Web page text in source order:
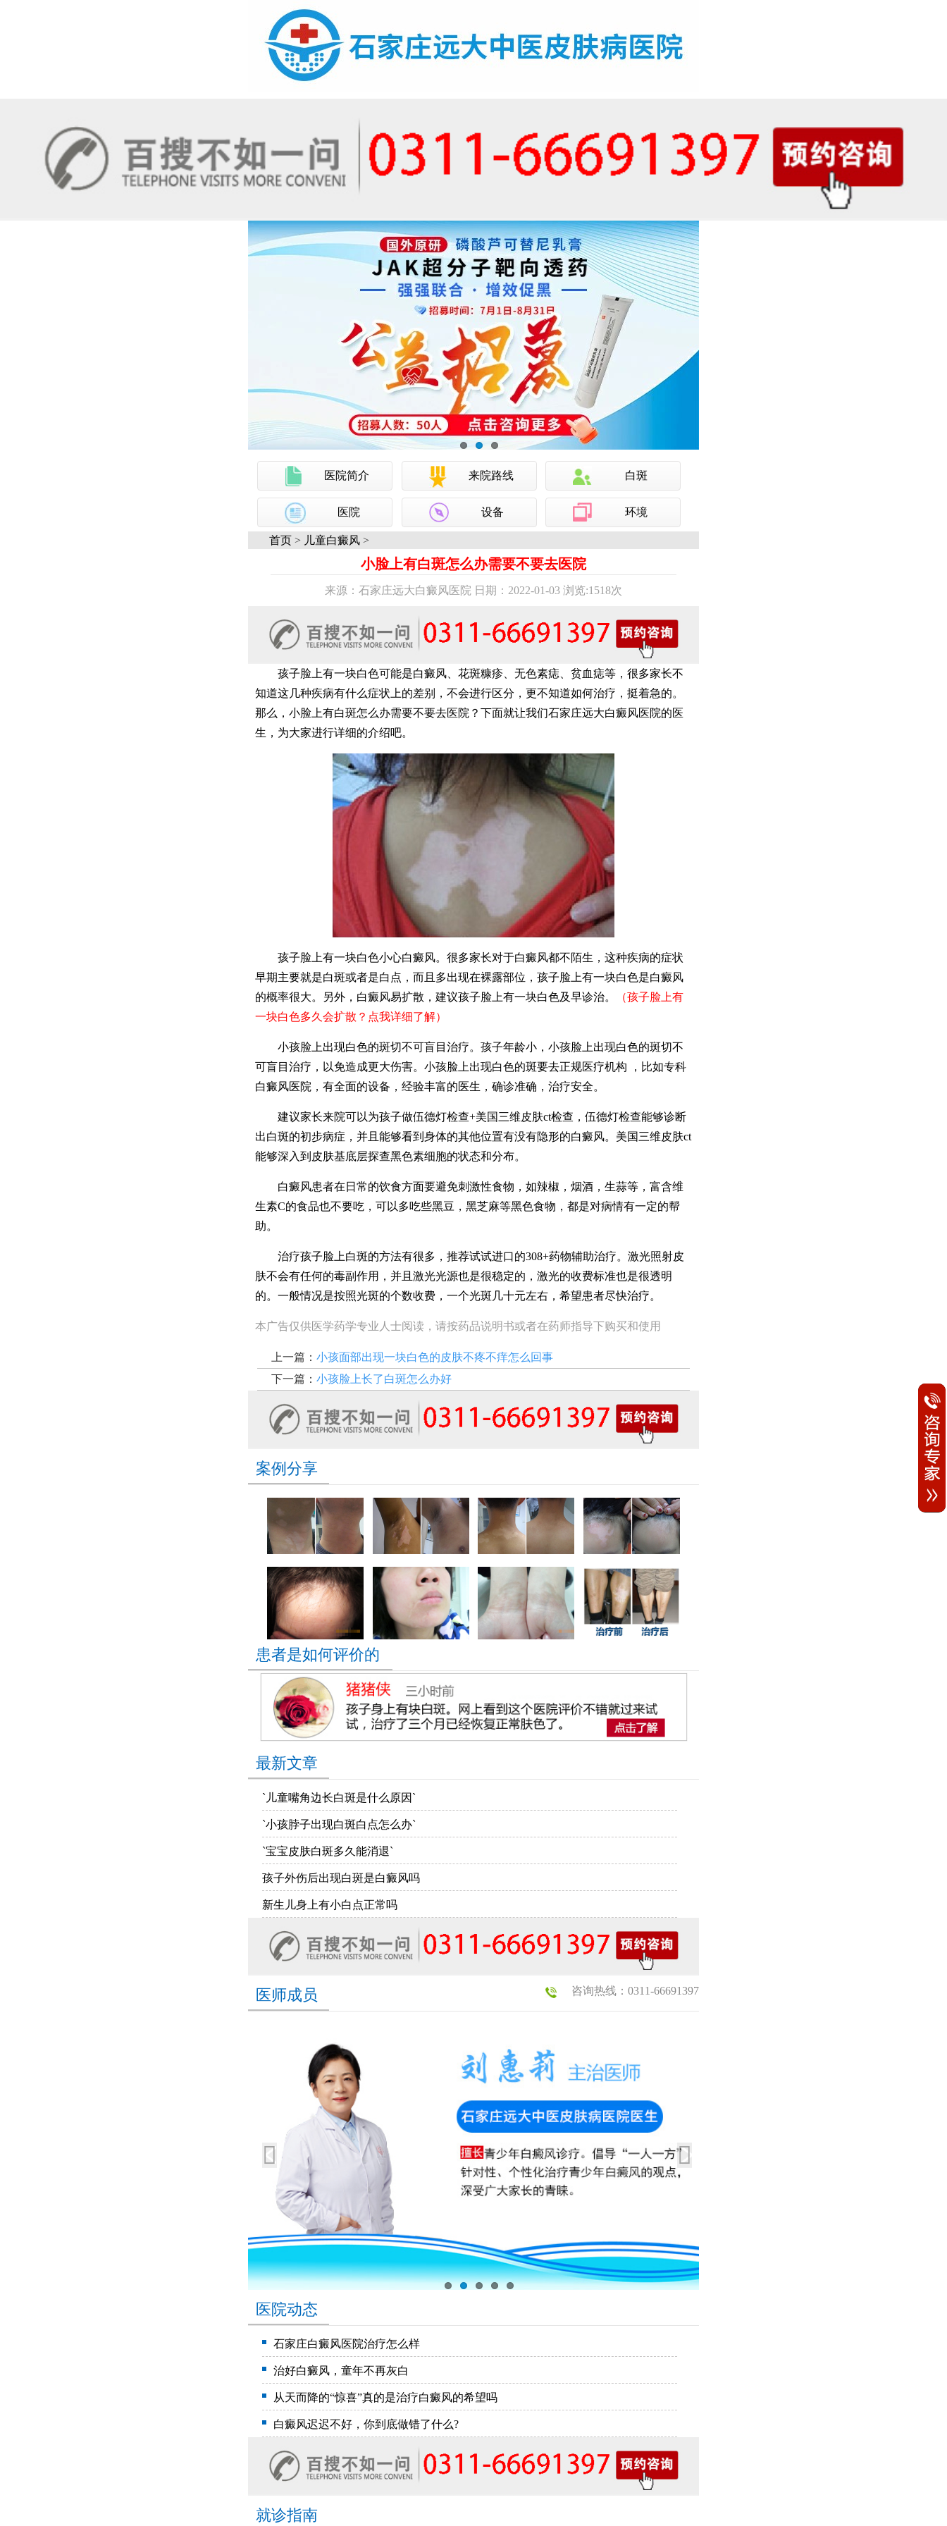
医院简介 来院路线 白斑
医院 设备 环境
首页 > 儿童白癜风 >
小脸上有白斑怎么办需要不要去医院
来源：石家庄远大白癜风医院 日期：2022-01-03 浏览:1518次
孩子脸上有一块白色可能是白癜风、花斑糠疹、无色素痣、贫血痣等，很多家长不
知道这几种疾病有什么症状上的差别，不会进行区分，更不知道如何治疗，挺着急的。
那么，小脸上有白斑怎么办需要不要去医院？下面就让我们石家庄远大白癜风医院的医
生，为大家进行详细的介绍吧。
孩子脸上有一块白色小心白癜风。很多家长对于白癜风都不陌生，这种疾病的症状
早期主要就是白斑或者是白点，而且多出现在裸露部位，孩子脸上有一块白色是白癜风
的概率很大。另外，白癜风易扩散，建议孩子脸上有一块白色及早诊治。
（孩子脸上有
一块白色多久会扩散？点我详细了解）
小孩脸上出现白色的斑切不可盲目治疗。孩子年龄小，小孩脸上出现白色的斑切不
可盲目治疗，以免造成更大伤害。小孩脸上出现白色的斑要去正规医疗机构 ，比如专科
白癜风医院，有全面的设备，经验丰富的医生，确诊准确，治疗安全。
建议家长来院可以为孩子做伍德灯检查+美国三维皮肤ct检查，伍德灯检查能够诊断
出白斑的初步病症，并且能够看到身体的其他位置有没有隐形的白癜风。美国三维皮肤ct
能够深入到皮肤基底层探查黑色素细胞的状态和分布。
白癜风患者在日常的饮食方面要避免刺激性食物，如辣椒，烟酒，生蒜等，富含维
生素C的食品也不要吃，可以多吃些黑豆，黑芝麻等黑色食物，都是对病情有一定的帮
助。
治疗孩子脸上白斑的方法有很多，推荐试试进口的308+药物辅助治疗。激光照射皮
肤不会有任何的毒副作用，并且激光光源也是很稳定的，激光的收费标准也是很透明
的。一般情况是按照光斑的个数收费，一个光斑几十元左右，希望患者尽快治疗。
本广告仅供医学药学专业人士阅读，请按药品说明书或者在药师指导下购买和使用
上一篇： 小孩面部出现一块白色的皮肤不疼不痒怎么回事
下一篇： 小孩脸上长了白斑怎么办好
案例分享
患者是如何评价的
最新文章
`儿童嘴角边长白斑是什么原因`
`小孩脖子出现白斑白点怎么办`
`宝宝皮肤白斑多久能消退`
孩子外伤后出现白斑是白癜风吗
新生儿身上有小白点正常吗
咨询热线：0311-66691397
医师成员
医院动态
石家庄白癜风医院治疗怎么样
治好白癜风，童年不再灰白
从天而降的“惊喜”真的是治疗白癜风的希望吗
白癜风迟迟不好，你到底做错了什么?
就诊指南